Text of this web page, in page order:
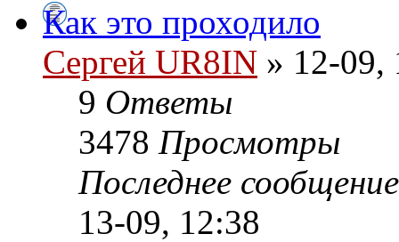
Как это проходило
Сергей UR8IN » 12-09,
9 Ответы
3478 Просмотры
Последнее
13-09, 12:38